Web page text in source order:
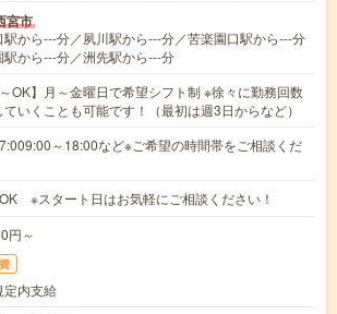
宮市
駅から---分／夙川駅から---分／苦楽園口駅から---分
駅から---分／洲先駅から---分
～OK】月～金曜日で希望シフト制 ※徐々に勤務回数
ていくことも可能です！（最初は週3日からなど）
～18:00など※ご希望の時間帯をご相談くだ
※スタート日はお気軽にご相談ください！
円～
定内支給